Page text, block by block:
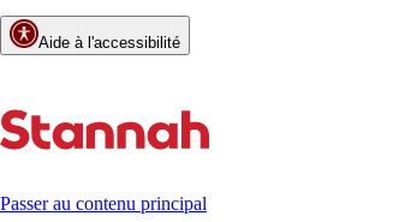
Aide à l'accessibilité
Passer au contenu principal